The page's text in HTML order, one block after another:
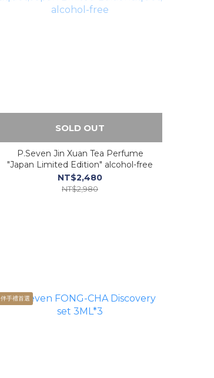
SOLD OUT
P.Seven Jin Xuan Tea Perfume
"Japan Limited Edition" alcohol-free
NT$2,480
NT$2,980
伴手禮首選